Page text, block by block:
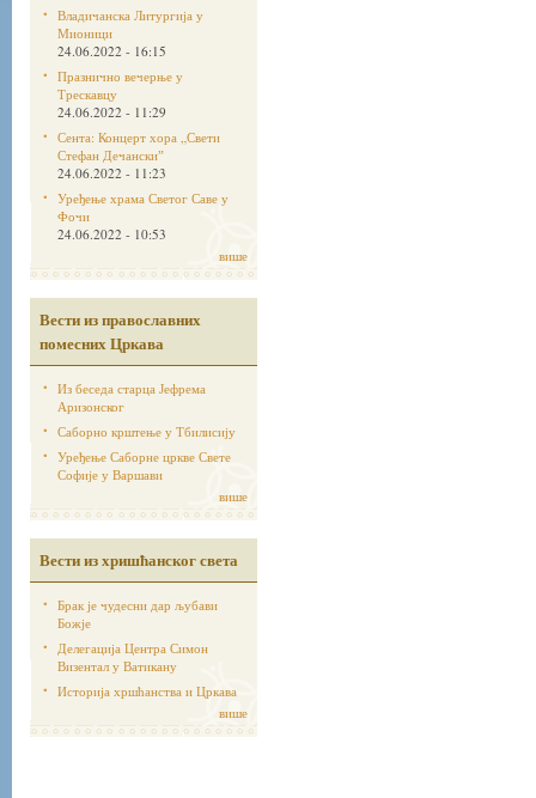
Владичанска Литургија у
Мионици
24.06.2022 - 16:15
Празнично вечерње у
Трескавцу
24.06.2022 - 11:29
Сента: Концерт хора „Свети
Стефан Дечанскиˮ
24.06.2022 - 11:23
Уређење храма Светог Саве у
Фочи
24.06.2022 - 10:53
више
Вести из православних
помесних Цркава
Из беседа старца Јефрема
Аризонског
Саборно крштење у Тбилисију
Уређење Саборне цркве Свете
Софије у Варшави
више
Вести из хришћанског света
Брак је чудесни дар љубави
Божје
Делегација Центра Симон
Визентал у Ватикану
Историја хршћанства и Цркава
више